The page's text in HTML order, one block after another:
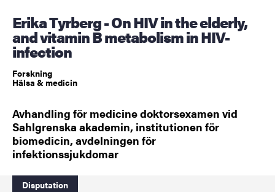
Erika Tyrberg - On HIV in the elderly,
and vitamin B metabolism in HIV-
infection
Forskning
Hälsa & medicin
Avhandling för medicine doktorsexamen vid
Sahlgrenska akademin, institutionen för
biomedicin, avdelningen för
infektionssjukdomar
Disputation